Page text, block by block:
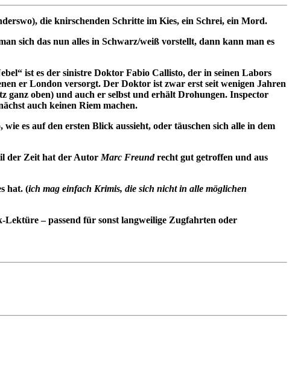
die knirschenden Schritte im Kies, ein Schrei, ein Mord.
sich das nun alles in Schwarz/weiß vorstellt, dann kann man es
ist es der sinistre Doktor Fabio Callisto, der in seinen Labors
er London versorgt. Der Doktor ist zwar erst seit wenigen Jahren
ganz oben) und auch er selbst und erhält Drohungen. Inspector
auch keinen Riem machen.
es auf den ersten Blick aussieht, oder täuschen sich alle in dem
der Zeit hat der Autor Marc Freundrecht gut getroffen und aus
hat. (ich mag einfach Krimis, die sich nicht in alle möglichen
Lektüre – passend für sonst langweilige Zugfahrten oder